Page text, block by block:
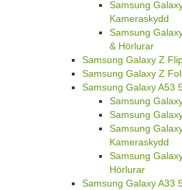
Samsung
Kameraskydd
Samsung
& Hörlurar
Samsung Galaxy Z
Samsung Galaxy Z
Samsung Galaxy A53
Samsung
Samsung
Samsung
Kameraskydd
Samsung
Hörlurar
Samsung Galaxy A33